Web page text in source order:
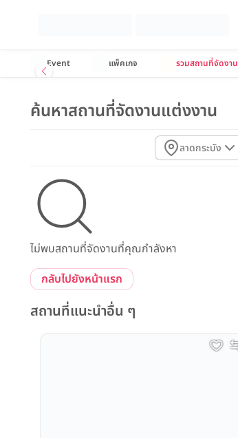
Event แพ็คเกจ รวมสถานที่จัดงาน
ค้นหาสถานที่จัดงานแต่งงาน
ลาดกระบัง
ไม่พบสถานที่จัดงานที่คุณกำลังหา
กลับไปยังหน้าแรก
สถานที่แนะนำอื่น ๆ